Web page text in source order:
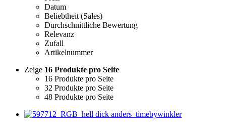
Datum
Beliebtheit (Sales)
Durchschnittliche Bewertung
Relevanz
Zufall
Artikelnummer
Zeige 16 Produkte pro Seite
16 Produkte pro Seite
32 Produkte pro Seite
48 Produkte pro Seite